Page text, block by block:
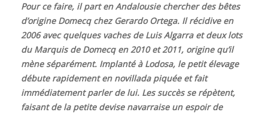
Pour ce faire, il part en Andalousie chercher des bêtes
d’origine Domecq chez Gerardo Ortega. Il récidive en
2006 avec quelques vaches de Luis Algarra et deux lots
du Marquis de Domecq en 2010 et 2011, origine qu’il
mène séparément. Implanté à Lodosa, le petit élevage
débute rapidement en novillada piquée et fait
immédiatement parler de lui. Les succès se répètent,
faisant de la petite devise navarraise un espoir de